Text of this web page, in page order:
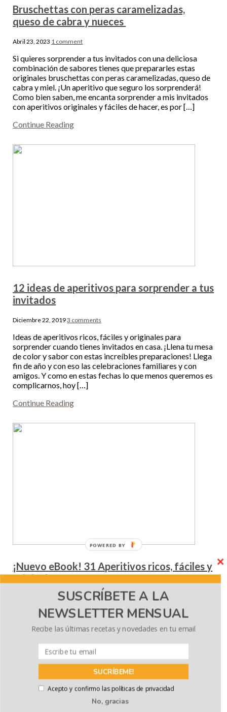
Bruschettas con peras caramelizadas,
queso de cabra y nueces
Abril 23, 2023 1 comment
Si quieres sorprender a tus invitados con una deliciosa
combinación de sabores tienes que prepararles estas
originales bruschettas con peras caramelizadas, queso de
cabra y miel. ¡Un aperitivo que seguro los sorprenderá!
Como bien saben, me encanta sorprender a mis invitados
con aperitivos originales y fáciles de hacer, es por […]
Continue Reading
12 ideas de aperitivos para sorprender a tus
invitados
Diciembre 22, 20193 comments
Ideas de aperitivos ricos, fáciles y originales para
sorprender cuando tienes invitados en casa. ¡Llena tu mesa
de color y sabor con estas increíbles preparaciones! Llega
fin de año y con eso las celebraciones familiares y con
amigos. Y como en estas fechas lo que menos queremos es
complicarnos, hoy […]
Continue Reading
¡Nuevo eBook! 31 Aperitivos ricos, fáciles y
originales
Noviembre 30, 20172 comments
¿Buscas ideas ricas, fáciles, y originales para tus
aperitivos? ¡No busques más, ya está aquí el eBook “31
Aperitivos” para que puedas disfrutar de deliciosas
preparaciones junto a tu familia y amigos. ¡Ya está aquí!
Después de 5 meses de intenso trabajo el eBook “31
Aperitivos” está a la venta. Este […]
Continue Reading
Copyright © 2026 El Sabor de lo Bueno— Designed by
SUSCRÍBETE A LA
NEWSLETTER MENSUAL
Recibe las últimas recetas y novedades en tu email
No, gracias
SUCRÍBEME!
Acepto y confirmo las políticas de privacidad
POWERED BY